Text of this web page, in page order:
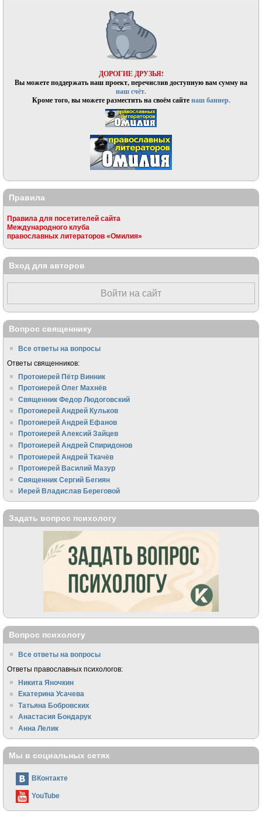
ДОРОГИЕ ДРУЗЬЯ!
Вы можете поддержать наш проект, перечислив доступную вам сумму на
наш счёт.
Кроме того, вы можете разместить на своём сайтенаш баннер.
Правила
Правила для посетителей сайта
Международного клуба
православных литераторов «Омилия»
Вход для авторов
Войти на сайт
Вопрос священнику
Все ответы на вопросы
Ответы священников:
Протоиерей Пётр Винник
Протоиерей Олег Махнёв
Священник Федор Людоговский
Протоиерей Андрей Кульков
Протоиерей Андрей Ефанов
Протоиерей Алексий Зайцев
Протоиерей Андрей Спиридонов
Протоиерей Андрей Ткачёв
Протоиерей Василий Мазур
Священник Сергий Бегиян
Иерей Владислав Береговой
Задать вопрос психологу
Вопрос психологу
Все ответы на вопросы
Ответы православных психологов:
Никита Яночкин
Екатерина Усачева
Татьяна Бобровских
Анастасия Бондарук
Анна Лелик
Мы в социальных сетях
ВКонтакте
YouTube